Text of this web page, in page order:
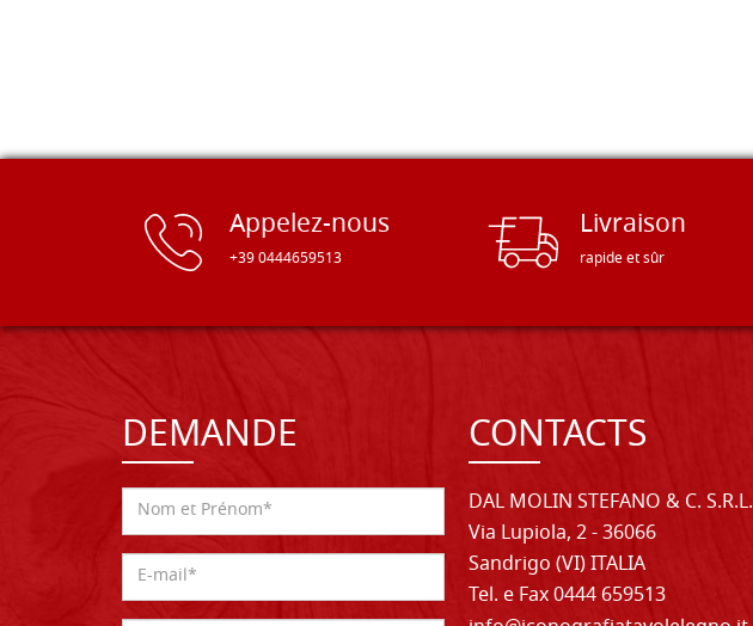
Appelez-nous
+39 0444659513
Livraison
rapide et sûr
DEMANDE CONTACTS
DAL MOLIN STEFANO & C. S.R.L.
Via Lupiola, 2 - 36066
Sandrigo (VI) ITALIA
Tel. e Fax 0444 659513